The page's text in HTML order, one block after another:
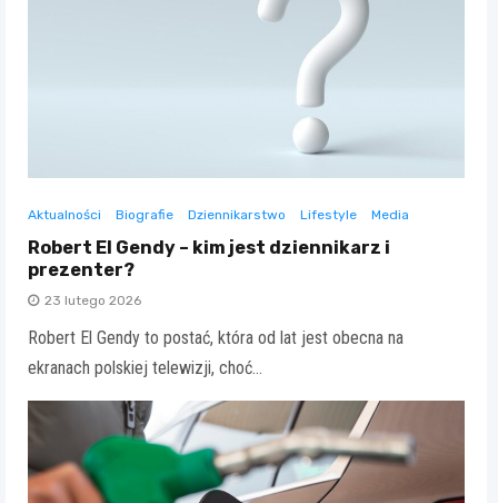
Aktualności Biografie Dziennikarstwo Lifestyle Media
Robert El Gendy – kim jest dziennikarz i
prezenter?
23 lutego 2026
Robert El Gendy to postać, która od lat jest obecna na
ekranach polskiej telewizji, choć…